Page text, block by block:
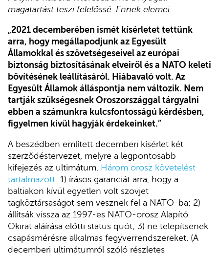
magatartást teszi felelőssé. Ennek elemei:
„2021 decemberében ismét kísérletet tettünk
arra, hogy megállapodjunk az Egyesült
Államokkal és szövetségeseivel az európai
biztonság biztosításának elveiről és a NATO keleti
bővítésének leállításáról. Hiábavaló volt. Az
Egyesült Államok álláspontja nem változik. Nem
tartják szükségesnek Oroszországgal tárgyalni
ebben a számunkra kulcsfontosságú kérdésben,
figyelmen kívül hagyják érdekeinket.”
A beszédben említett decemberi kísérlet két
szerződéstervezet, melyre a legpontosabb
kifejezés az ultimátum. Három orosz követelést
tartalmazott: 1) írásos garanciát arra, hogy a
baltiakon kívül egyetlen volt szovjet
tagköztársaságot sem vesznek fel a NATO-ba; 2)
állítsák vissza az 1997-es NATO-orosz Alapító
Okirat aláírása előtti status quót; 3) ne telepítsenek
csapásmérésre alkalmas fegyverrendszereket. (A
decemberi ultimátumról szóló részletes